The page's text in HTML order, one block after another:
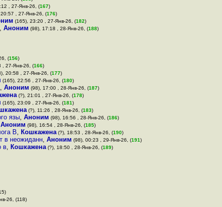
, 27-Янв-26, (167)
, 27-Янв-26, (176)
(165), 23:20 , 27-Янв-26, (182)
, Аноним (98), 17:18 , 28-Янв-26, (188)
(156)
, 27-Янв-26, (166)
20:58 , 27-Янв-26, (177)
(165), 22:56 , 27-Янв-26, (180)
, Аноним (98), 17:00 , 28-Янв-26, (187)
(?), 21:01 , 27-Янв-26, (178)
(165), 23:09 , 27-Янв-26, (181)
(?), 11:26 , 28-Янв-26, (183)
язы, Аноним (98), 16:56 , 28-Янв-26, (186)
Аноним (98), 16:54 , 28-Янв-26, (185)
В, Кошкажена (?), 18:53 , 28-Янв-26, (190)
в неожиданн, Аноним (98), 00:23 , 29-Янв-26, (191)
в, Кошкажена (?), 18:50 , 28-Янв-26, (189)
26, (118)